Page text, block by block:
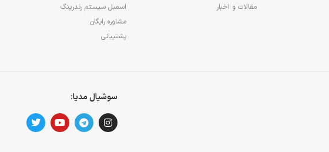
مقالات و اخبار
اسمبل سیستم رندرینگ
مشاوره رایگان
پشتیبانی
سوشیال مدیا: